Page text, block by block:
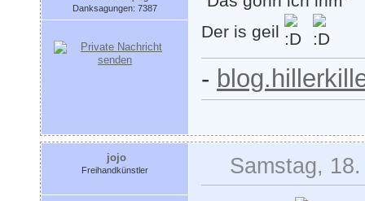
Danksagungen: 7387
Der is geil
-
jojo
Freihandkünstler Samstag,